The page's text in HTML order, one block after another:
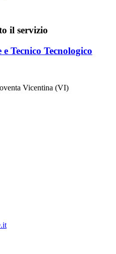
il servizio
Tecnico Tecnologico
Vicentina (VI)